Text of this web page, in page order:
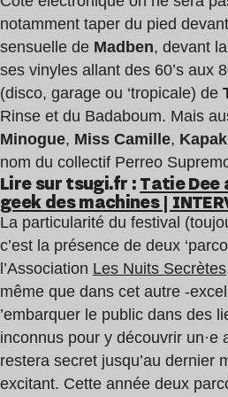
notamment taper du pied
sensuelle de Madben, devant
ses vinyles allant des 60’s aux
(disco, garage ou ‘tropicale) de
Rinse et du Badaboum. Mais
Minogue, Miss Camille, Kapak
nom du collectif Perreo
Lire sur tsugi.fr :Tatie Dee
geek des machines |
La particularité du festival
c’est la présence de deux
l’Association Les Nuits Secrètes
même que dans cet autre -
’embarquer le public dans des
inconnus pour y découvrir un·e
restera secret jusqu’au dernier
excitant. Cette année deux